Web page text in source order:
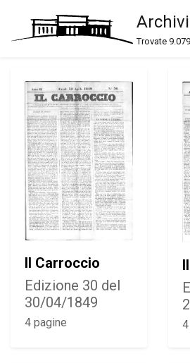
Trovate
Il Carroccio
Edizione 30 del
30/04/1849
4 pagine